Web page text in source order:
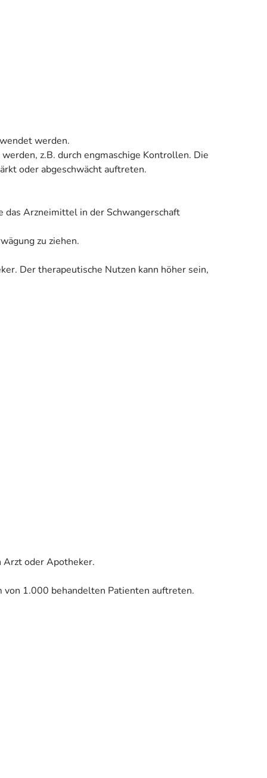
werden.
z.B. durch engmaschige Kontrollen. Die
oder abgeschwächt auftreten.
das Arzneimittel in der Schwangerschaft
zu ziehen.
Der therapeutische Nutzen kann höher sein,
Arzt oder Apotheker.
1.000 behandelten Patienten auftreten.